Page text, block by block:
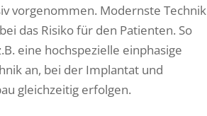
vorgenommen. Modernste Technik
das Risiko für den Patienten. So
eine hochspezielle einphasige
an, bei der Implantat und
gleichzeitig erfolgen.